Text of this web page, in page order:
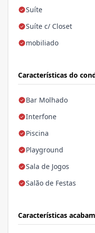
Suíte
Suíte c/ Closet
mobiliado
Características do
Bar Molhado
Interfone
Piscina
Playground
Sala de Jogos
Salão de Festas
Características